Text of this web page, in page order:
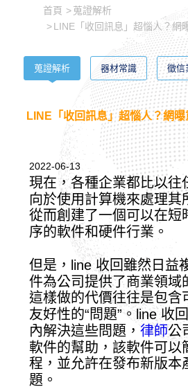
首頁
蒐證解析
LINE「收回訊息」超惱人？網
蒐證解析 器材常識 徵信
LINE「收回訊息」超惱人？網
2022-06-13
現在，各種企業都比以往
向於使用計算機來處理其
從而創建了一個可以在短
序的軟件和硬件行業。
但是，line 收回雖然日益
件為公司提供了商業領域
這樣做的代價往往是包含
友好性的“問題”。line 收
內解決這些問題，律師公
軟件的幫助，該軟件可以
程，並允許在發布新版本
題。